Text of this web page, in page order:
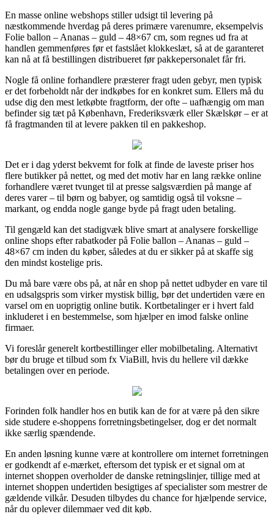
En masse online webshops stiller udsigt til levering på
næstkommende hverdag på deres primære varenumre, eksempelvis
Folie ballon – Ananas – guld – 48×67 cm, som regnes ud fra at
handlen gemmenføres før et fastslået klokkeslæt, så at de garanteret
kan nå at få bestillingen distribueret før pakkepersonalet får fri.
Nogle få online forhandlere præsterer fragt uden gebyr, men typisk
er det forbeholdt når der indkøbes for en konkret sum. Ellers må du
udse dig den mest letkøbte fragtform, der ofte – uafhængig om man
befinder sig tæt på København, Frederiksværk eller Skælskør – er at
få fragtmanden til at levere pakken til en pakkeshop.
Det er i dag yderst bekvemt for folk at finde de laveste priser hos
flere butikker på nettet, og med det motiv har en lang række online
forhandlere været tvunget til at presse salgsværdien på mange af
deres varer – til børn og babyer, og samtidig også til voksne –
markant, og endda nogle gange byde på fragt uden betaling.
Til gengæld kan det stadigvæk blive smart at analysere forskellige
online shops efter rabatkoder på Folie ballon – Ananas – guld –
48×67 cm inden du køber, således at du er sikker på at skaffe sig
den mindst kostelige pris.
Du må bare være obs på, at når en shop på nettet udbyder en vare til
en udsalgspris som virker mystisk billig, bør det undertiden være en
varsel om en uoprigtig online butik. Kortbetalinger er i hvert fald
inkluderet i en bestemmelse, som hjælper en imod falske online
firmaer.
Vi foreslår generelt kortbestillinger eller mobilbetaling. Alternativt
bør du bruge et tilbud som fx ViaBill, hvis du hellere vil dække
betalingen over en periode.
Forinden folk handler hos en butik kan de for at være på den sikre
side studere e-shoppens forretningsbetingelser, dog er det normalt
ikke særlig spændende.
En anden løsning kunne være at kontrollere om internet forretningen
er godkendt af e-mærket, eftersom det typisk er et signal om at
internet shoppen overholder de danske retningslinjer, tillige med at
internet shoppen undertiden besigtiges af specialister som mestrer de
gældende vilkår. Desuden tilbydes du chance for hjælpende service,
når du oplever dilemmaer ved dit køb.